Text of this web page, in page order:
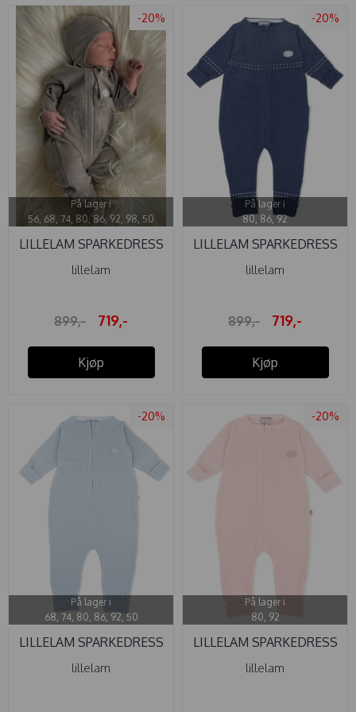
-20%
På lager i
56, 68, 74, 80, 86, 92, 98, 50
LILLELAM SPARKEDRESS
CLASSIC ...
lillelam
899,- 719,-
Kjøp
-20%
På lager i
80, 86, 92
LILLELAM SPARKEDRESS
CLASSIC ...
lillelam
899,- 719,-
Kjøp
-20%
På lager i
68, 74, 80, 86, 92, 50
LILLELAM SPARKEDRESS
CLASSIC ...
lillelam
-20%
På lager i
80, 92
LILLELAM SPARKEDRESS
CLASSIC ...
lillelam